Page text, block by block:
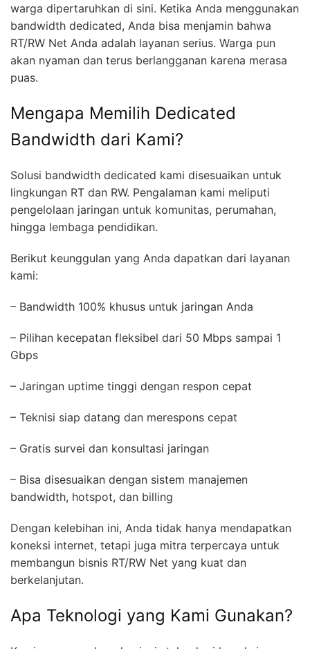
warga dipertaruhkan di sini. Ketika Anda menggunakan
bandwidth dedicated, Anda bisa menjamin bahwa
RT/RW Net Anda adalah layanan serius. Warga pun
akan nyaman dan terus berlangganan karena merasa
puas.
Mengapa Memilih Dedicated
Bandwidth dari Kami?
Solusi bandwidth dedicated kami disesuaikan untuk
lingkungan RT dan RW. Pengalaman kami meliputi
pengelolaan jaringan untuk komunitas, perumahan,
hingga lembaga pendidikan.
Berikut keunggulan yang Anda dapatkan dari layanan
kami:
– Bandwidth 100% khusus untuk jaringan Anda
– Pilihan kecepatan fleksibel dari 50 Mbps sampai 1
Gbps
– Jaringan uptime tinggi dengan respon cepat
– Teknisi siap datang dan merespons cepat
– Gratis survei dan konsultasi jaringan
– Bisa disesuaikan dengan sistem manajemen
bandwidth, hotspot, dan billing
Dengan kelebihan ini, Anda tidak hanya mendapatkan
koneksi internet, tetapi juga mitra terpercaya untuk
membangun bisnis RT/RW Net yang kuat dan
berkelanjutan.
Apa Teknologi yang Kami Gunakan?